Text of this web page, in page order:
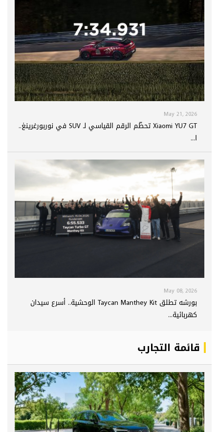
May 21, 2026
Xiaomi YU7 GT تحطّم الرقم القياسي لـ SUV في نوربورغرينغ..
ا...
May 08, 2026
بورشه تطلق Taycan Manthey Kit الوحشية.. أسرع سيدان
كهربائية...
قائمة التجارب